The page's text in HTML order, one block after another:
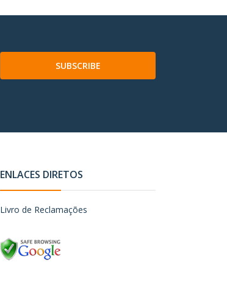
SUBSCRIBE
ENLACES DIRETOS
Livro de Reclamações